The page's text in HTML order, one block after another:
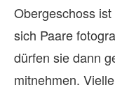
Obergeschoss
sich Paare
dürfen sie dann
mitnehmen.